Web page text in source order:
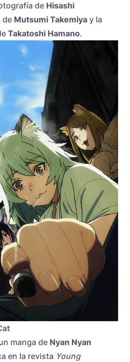
de Hisashi
de Mutsumi Takemiya y la
Takatoshi Hamano.
manga de Nyan Nyan
en la revista Young